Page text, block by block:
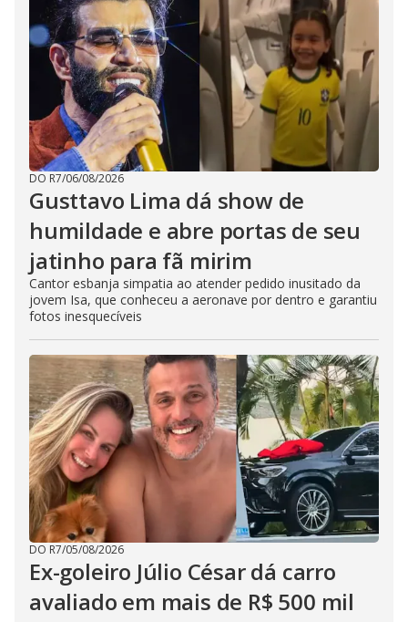
DO R7/06/08/2026
Gusttavo Lima dá show de
humildade e abre portas de seu
jatinho para fã mirim
Cantor esbanja simpatia ao atender pedido inusitado da
jovem Isa, que conheceu a aeronave por dentro e garantiu
fotos inesquecíveis
DO R7/05/08/2026
Ex-goleiro Júlio César dá carro
avaliado em mais de R$ 500 mil